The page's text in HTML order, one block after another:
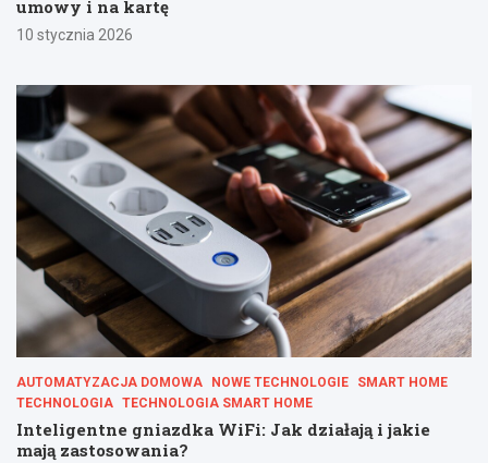
umowy i na kartę
10 stycznia 2026
AUTOMATYZACJA DOMOWA NOWE TECHNOLOGIE
SMART HOME
TECHNOLOGIA TECHNOLOGIA SMART HOME
Inteligentne gniazdka WiFi: Jak działają i jakie
mają zastosowania?